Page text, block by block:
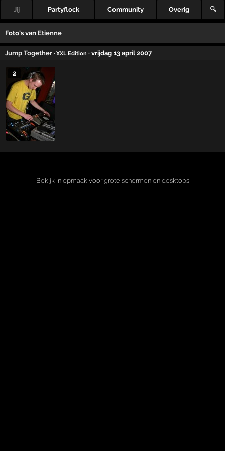
Jij Partyflock Community Overig 🔍
Foto's van Etienne
Jump Together · XXL Edition · vrijdag 13 april 2007
2
Bekijk in opmaak voor grote schermen en desktops